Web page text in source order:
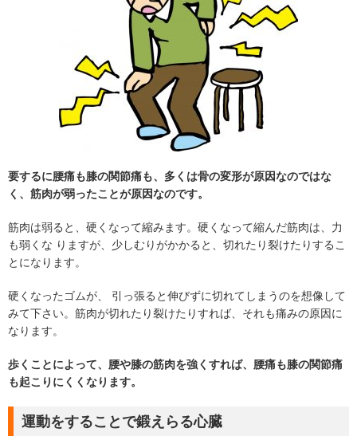
要するに腰痛も膝の関節痛も、多くは骨の変形が原因なのではな
く、筋肉が弱ったことが原因なのです。
筋肉は弱ると、硬くなって縮みます。硬くなって縮んだ筋肉は、力
も弱くな りますが、少しむりがかかると、切れたり裂けたりするこ
とになります。
硬くなったゴムが、 引っ張ると伸びずに切れてしまうのを想像して
みて下さい。筋肉が切れたり裂けたりすれば、それも痛みの原因に
なります。
歩くことによって、腰や膝の筋肉を強くすれば、腰痛も膝の関節痛
も起こりにくくなります。
運動をすることで鍛えらる心臓